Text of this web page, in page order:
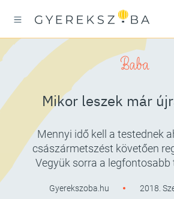
Baba
Mikor leszek már
Mennyi idő kell a testednek
császármetszést követően
Vegyük sorra a
Gyerekszoba.hu 2018.